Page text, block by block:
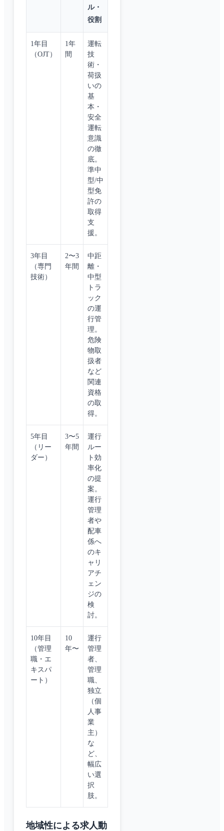
ル・
役割
1年目
（OJT）
1年
間
運転
技
術・
荷扱
いの
基
本・
安全
運転
意識
の徹
底。
準中
型/中
型免
許の
取得
支
援。
3年目
（専門
技術）
2〜3
年間
中距
離・
中型
トラ
ック
の運
行管
理。
危険
物取
扱者
など
関連
資格
の取
得。
5年目
（リー
ダー）
3〜5
年間
運行
ルー
ト効
率化
の提
案。
運行
管理
者や
配車
係へ
のキ
ャリ
アチ
ェン
ジの
検
討。
10年目
（管理
職・エ
キスパ
ート）
10
年〜
運行
管理
者、
管理
職、
独立
（個
人事
業
主）
な
ど、
幅広
い選
択
肢。
地域性による求人動